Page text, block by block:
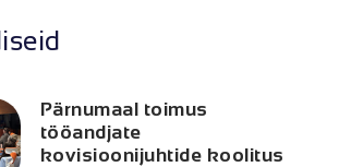
Pärnumaal toimus
tööandjate
kovisioonijuhtide koolitus